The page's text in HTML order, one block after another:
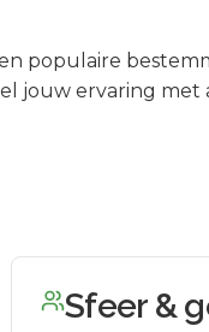
populaire
jouw ervaring met
Sfeer &